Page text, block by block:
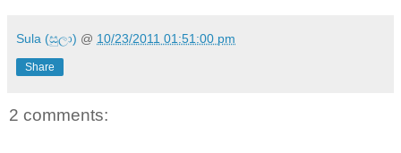
Sula (සුලා) @ 10/23/2011 01:51:00 pm
Share
2 comments: